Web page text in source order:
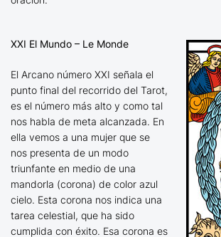
XXI El Mundo – Le Monde
El Arcano número XXI señala el
punto final del recorrido del Tarot,
es el número más alto y como tal
nos habla de meta alcanzada. En
ella vemos a una mujer que se
nos presenta de un modo
triunfante en medio de una
mandorla (corona) de color azul
cielo. Esta corona nos indica una
tarea celestial, que ha sido
cumplida con éxito. Esa corona es